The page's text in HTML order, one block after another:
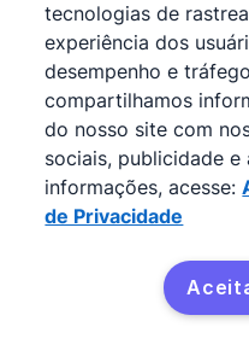
MCP
Atualizações de produtos
Descubra
Programa de parceria
Programa de indicações
Curso de pipeline de
tecnologias de
experiência dos
desempenho e
compartilhamos
do nosso site com
sociais, publicidade e
informações, acesse:
de Privacidade